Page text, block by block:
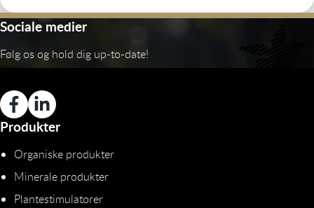
Sociale medier
Følg os og hold dig up-to-date!
Produkter
Organiske produkter
Minerale produkter
Plantestimulatorer